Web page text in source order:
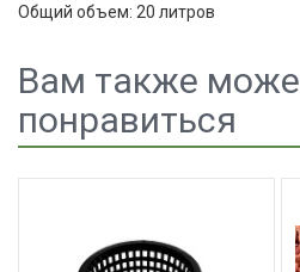
Общий объем: 20 литров
Вам также
понравиться